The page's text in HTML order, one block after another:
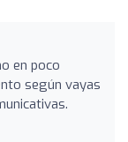
en poco
según vayas